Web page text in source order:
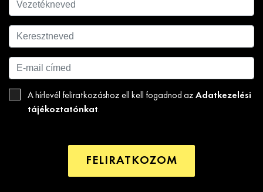
A hírlevél feliratkozáshoz ell kell fogadnod az Adatkezelési
tájékoztatónkat.
FELIRATKOZOM